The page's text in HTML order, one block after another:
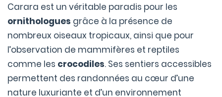
Carara est un véritable paradis pour les
ornithologues grâce à la présence de
nombreux oiseaux tropicaux, ainsi que pour
l’observation de mammifères et reptiles
comme les crocodiles. Ses sentiers accessibles
permettent des randonnées au cœur d’une
nature luxuriante et d’un environnement